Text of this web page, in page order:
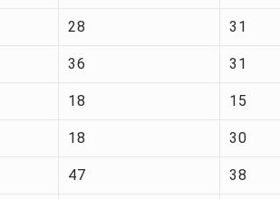
28 31
36 31
18 15
18 30
47 38